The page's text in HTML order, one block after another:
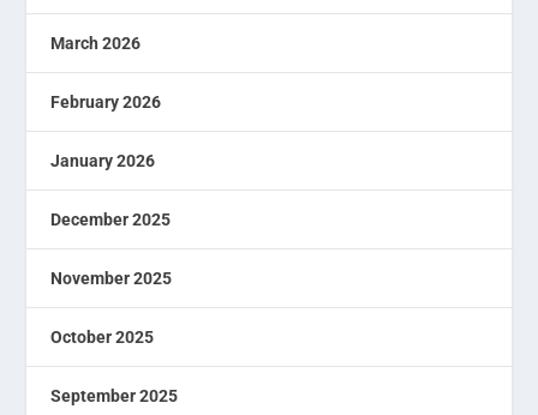
March 2026
February 2026
January 2026
December 2025
November 2025
October 2025
September 2025